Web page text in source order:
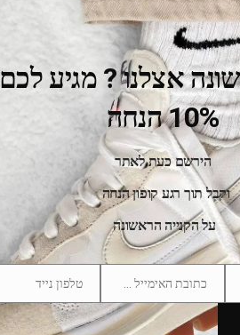
Converse Run Star Hike
499.00
389.00₪
אצלנו ? מגיע לכם
10% הנחה
הירשם כעת לאתר
וקבל תוך רגע קופון הנחה
על הקנייה הראשונה
Email
Phone
Number
טלפון נייד